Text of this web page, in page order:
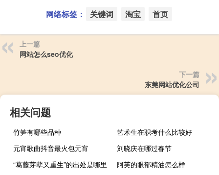
网络标签： 关键词 淘宝 首页
上一篇
网站怎么seo优化
下一篇
东莞网站优化公司
相关问题
竹笋有哪些品种
艺术生在职考什么比较好
元宵歌曲抖音最火包元宵
刘晓庆在哪过春节
“葛藤芽孽又重生”的出处是哪里
阿芙的眼部精油怎么样